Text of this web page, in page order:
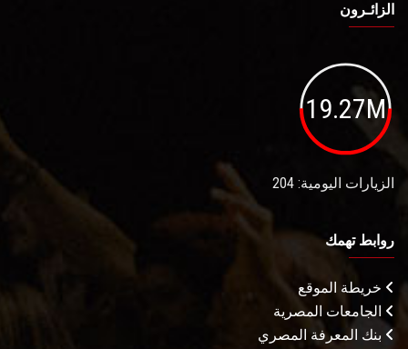
الزائـرون
19.27M
الزيارات اليومية: 204
روابط تهمك
خريطة الموقع
الجامعات المصرية
بنك المعرفة المصري